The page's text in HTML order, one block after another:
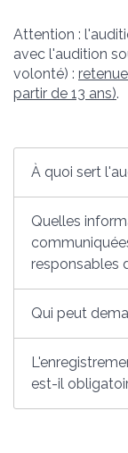
Attention :
avec l'audition
volonté) :
partir de 13 ans).
À quoi sert
Quelles
responsables
Qui peut
est-il